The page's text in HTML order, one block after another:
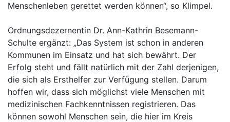
Menschenleben gerettet werden können“, so Klimpel.
Ordnungsdezernentin Dr. Ann-Kathrin Besemann-
Schulte ergänzt: „Das System ist schon in anderen
Kommunen im Einsatz und hat sich bewährt. Der
Erfolg steht und fällt natürlich mit der Zahl derjenigen,
die sich als Ersthelfer zur Verfügung stellen. Darum
hoffen wir, dass sich möglichst viele Menschen mit
medizinischen Fachkenntnissen registrieren. Das
können sowohl Menschen sein, die hier im Kreis